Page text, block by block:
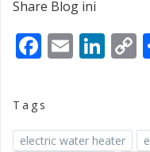
Share Blog ini
Email
Tags
electric water heater